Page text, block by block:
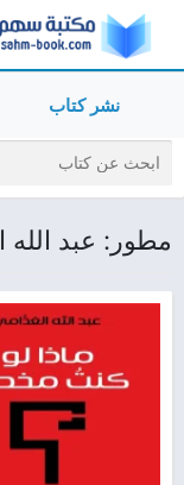
نشر كتاب
مطور: عبد الله